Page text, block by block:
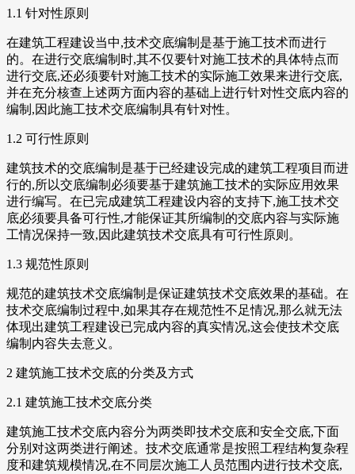
1.1 针对性原则
在建筑工程建设当中,技术交底编制是基于施工技术而进行
的。在进行交底编制时,其不仅要针对施工技术的具体特点而
进行交底,还必须要针对施工技术的实际施工效果来进行交底,
并在充分核查上述两方面内容的基础上进行针对性交底内容的
编制,因此施工技术交底编制具有针对性。
1.2 可行性原则
建筑技术的交底编制是基于已经建设完成的建筑工程项目而进
行的,所以交底编制必须要基于建筑施工技术的实际应用效果
进行编写。在已完成建筑工程建设内容的支持下,施工技术交
底必须要具备可行性,才能保证其所编制的交底内容与实际施
工情况保持一致,因此建筑技术交底具有可行性原则。
1.3 规范性原则
规范的建筑技术交底编制是保证建筑技术交底效果的基础。在
技术交底编制过程中,如果其存在规范性不足情况,那么就无法
体现出建筑工程建设已完成内容的真实情况,这会使技术交底
编制内容失去意义。
2 建筑施工技术交底的分类及方式
2.1 建筑施工技术交底分类
建筑施工技术交底内容分为两类即技术交底和安全交底,下面
分别对这两类进行阐述。技术交底通常是按照工程结构复杂程
度和建筑规模情况,在不同层次施工人员范围内进行技术交底,